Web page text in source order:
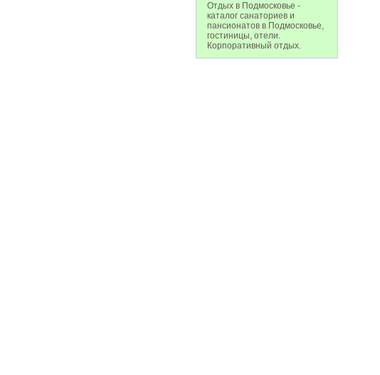
Отдых в Подмосковье -
каталог санаториев и
пансионатов в Подмосковье,
гостиницы, отели.
Корпоративный отдых.